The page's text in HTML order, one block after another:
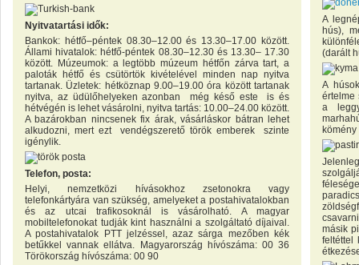
Nyitvatartási idők:
Bankok: hétfő–péntek 08.30–12.00 és 13.30–17.00 között.
Állami hivatalok: hétfő-péntek 08.30–12.30 és 13.30– 17.30
között. Múzeumok: a legtöbb múzeum hétfőn zárva tart, a
paloták hétfő és csütörtök kivételével minden nap nyitva
tartanak. Üzletek: hétköznap 9.00–19.00 óra között tartanak
nyitva, az üdülőhelyeken azonban még késő este is és
hétvégén is lehet vásárolni, nyitva tartás: 10.00–24.00 között.
A bazárokban nincsenek fix árak, vásárláskor bátran lehet
alkudozni, mert ezt vendégszerető török emberek szinte
igénylik.
Telefon, posta:
Helyi, nemzetközi hívásokhoz zsetonokra vagy
telefonkártyára van szükség, amelyeket a postahivatalokban
és az utcai trafikosoknál is vásárolható. A magyar
mobiltelefonokat tudják kint használni a szolgáltató díjaival.
A postahivatalok PTT jelzéssel, azaz sárga mezőben kék
betűkkel vannak ellátva. Magyarország hívószáma: 00 36
Törökország hívószáma: 00 90
A
hús),
(darált
A
értelme
a
másik
feltéttel